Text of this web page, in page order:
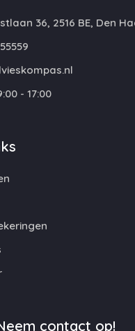
36, 2516 BE, Den
- 17:00
contact op!